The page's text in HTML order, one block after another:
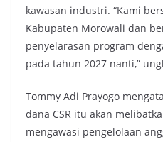
kawasan industri. “Kami
Kabupaten Morowali dan
penyelarasan program
pada tahun 2027 nanti,”
Tommy Adi Prayogo
dana CSR itu akan
mengawasi pengelolaan